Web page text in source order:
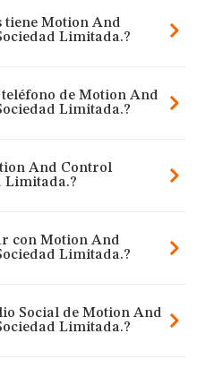
tiene Motion And
Limitada.?
teléfono de Motion And
Limitada.?
And Control
Limitada.?
con Motion And
Limitada.?
Social de Motion And
Limitada.?